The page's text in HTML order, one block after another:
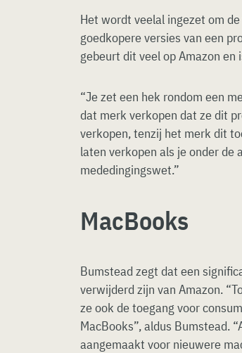
Het wordt veelal ingezet om
goedkopere versies van een
gebeurt dit veel op Amazon
“Je zet een hek rondom een
dat merk verkopen dat ze dit
verkopen, tenzij het merk dit
laten verkopen als je onder de
mededingingswet.”
MacBooks
Bumstead zegt dat een
verwijderd zijn van Amazon.
ze ook de toegang voor
MacBooks”, aldus Bumstead.
aangemaakt voor nieuwere